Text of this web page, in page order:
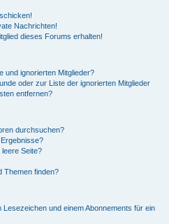
Nachrichten!
dieses Forums erhalten!
und ignorierten Mitglieder?
oder zur Liste der ignorierten Mitglieder
entfernen?
durchsuchen?
Seite?
Themen finden?
und einem Abonnements für ein